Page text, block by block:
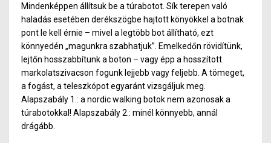
Mindenképpen állítsuk be a túrabotot. Sík terepen való
haladás esetében derékszögbe hajtott könyökkel a botnak
pont le kell érnie – mivel a legtöbb bot állítható, ezt
könnyedén „magunkra szabhatjuk”. Emelkedőn rövidítünk,
lejtőn hosszabbítunk a boton – vagy épp a hosszított
markolatszivacson fogunk lejjebb vagy feljebb. A tömeget,
a fogást, a teleszkópot egyaránt vizsgáljuk meg.
Alapszabály 1.: a nordic walking botok nem azonosak a
túrabotokkal! Alapszabály 2.: minél könnyebb, annál
drágább.